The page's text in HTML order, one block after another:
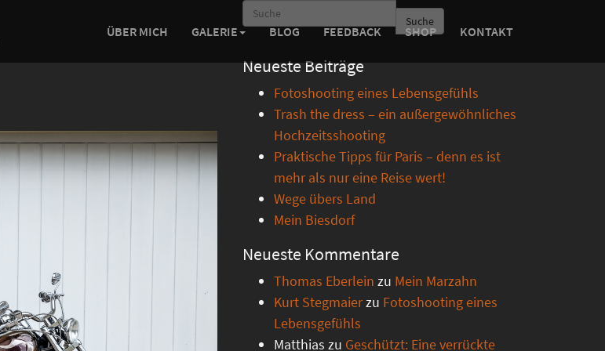
ÜBER MICH GALERIE BLOG FEEDBACK SHOP KONTAKT
Suche
Neueste Beiträge
Fotoshooting eines Lebensgefühls
Trash the dress – ein außergewöhnliches
Hochzeitsshooting
Praktische Tipps für Paris – denn es ist
mehr als nur eine Reise wert!
Wege übers Land
Mein Biesdorf
Neueste Kommentare
Thomas Eberlein zu Mein Marzahn
Kurt Stegmaierzu Fotoshooting eines
Lebensgefühls
Matthias zu Geschützt: Eine verrückte